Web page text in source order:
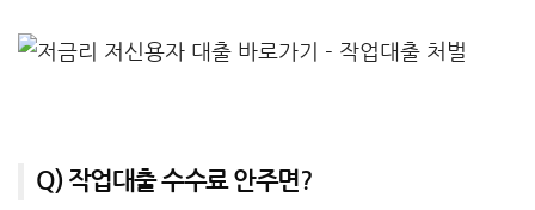
Q) 작업대출 수수료 안주면?